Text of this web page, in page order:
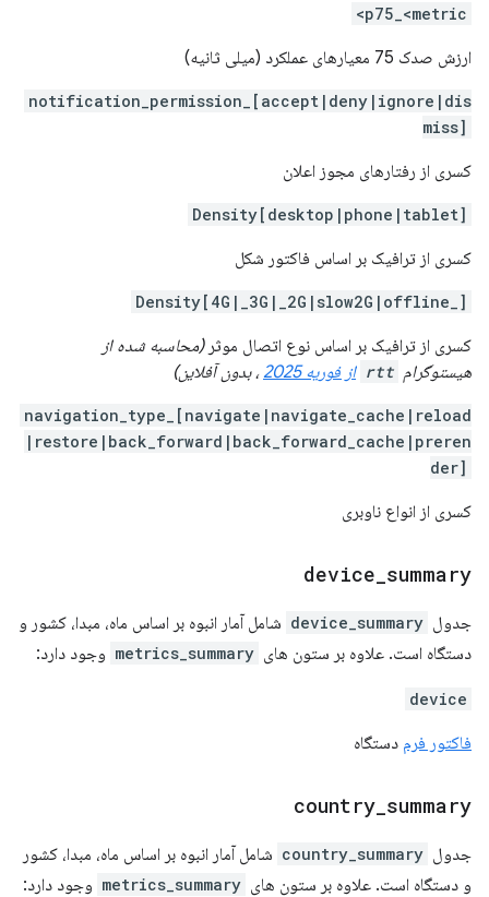
p75_<metric>
ارزش صدک 75 معیارهای عملکرد (میلی ثانیه)
notification_permission_[accept|deny|ignore|dis
miss]
کسری از رفتارهای مجوز اعلان
[desktop|phone|tablet]Density
کسری از ترافیک بر اساس فاکتور شکل
[_4G|_3G|_2G|slow2G|offline]Density
کسری از ترافیک بر اساس نوع اتصال موثر(محاسبه شده از
هیستوگرام rtt از فوریه 2025 ، بدون آفلاین)
navigation_type_[navigate|navigate_cache|reload
|restore|back_forward|back_forward_cache|preren
der]
کسری از انواع ناوبری
device summary
جدول device_summary شامل آمار انبوه بر اساس ماه، مبدا، کشور و
دستگاه است. علاوه بر ستون های metrics_summary وجود دارد:
device
فاکتور فرم دستگاه
country summary
جدول country_summary شامل آمار انبوه بر اساس ماه، مبدا، کشور
و دستگاه است. علاوه بر ستون های metrics_summary وجود دارد: